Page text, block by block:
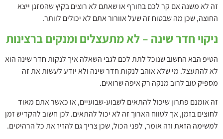
זה לא משנה אם קר לכם בחורף או שאתם לא רוצים בקיץ שהמזגן ייצא
החוצה, שכן מה שבטוח זה שעל אוורור אתם לא יכולים לוותר.
ניקוי חדר שינה – לא מתעצלים ומנקים ברצינות
הטיפ הבא החשוב שנוכל לתת לכם לגבי השאלה איך לנקות חדר שינה הוא
לא להתעצל. מי שלא אוהב לנקות חדר שינה ולא יודע לעשות את זה
מספיק טוב לרוב מנקה רק איפה שרואים.
זה אומנם פתרון שיכול להתאים לשבוע-שבועיים, או כאשר אתם מאוד
לחוצים בזמן, אך לטווח הארוך זה לא יכול להתאים. לכן חשוב להקדיש זמן
למשימה הזאת וזה אומר, לפני הכול, שכן צריך גם להזיז את כל הרהיטים.